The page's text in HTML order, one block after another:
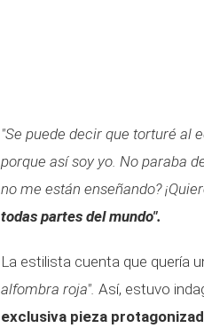
"Se puede decir que torturé al
porque así soy yo. No paraba
no me están enseñando?
todas partes del mundo".
La estilista cuenta que quería
alfombra roja". Así, estuvo
exclusiva pieza